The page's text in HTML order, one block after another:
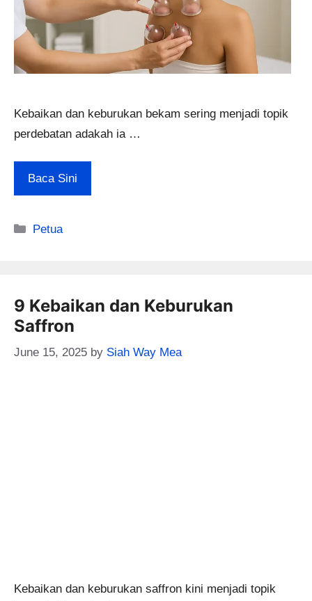
Kebaikan dan keburukan bekam sering menjadi topik
perdebatan adakah ia …
Baca Sini
Categories
Petua
9 Kebaikan dan Keburukan
Saffron
June 15, 2025 by Siah Way Mea
Kebaikan dan keburukan saffron kini menjadi topik